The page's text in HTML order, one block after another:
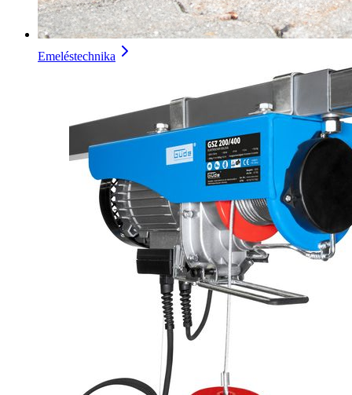
Emeléstechnika